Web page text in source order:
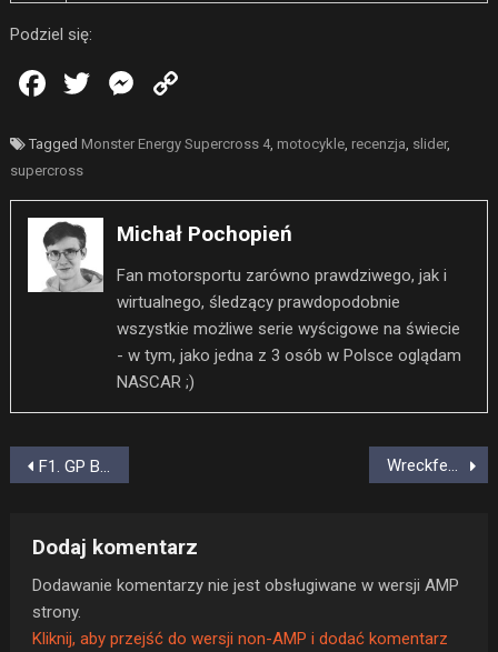
Podziel się:
Tagged Monster Energy Supercross 4, motocykle, recenzja slider,
supercross
Michał Pochopień
Fan motorsportu zarówno prawdziwego, jak i
wirtualnego, śledzący prawdopodobnie
wszystkie możliwe serie wyścigowe na świecie
- w tym, jako jedna z 3 osób w Polsce oglądam
NASCAR ;)
Nawigacja
wpisu
F1. GP Bahrajnu – wynik wyścigu Wreckfest na PlayStation 5 pojawi się 1 czerwca 2021
Dodaj komentarz
Dodawanie komentarzy nie jest obsługiwane w wersji AMP
strony.
Kliknij, aby przejść do wersji non-AMP i dodać komentarz